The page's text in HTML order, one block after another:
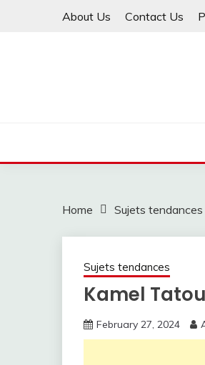
About Us Contact Us
Home Sujets tendances
Sujets tendances
Kamel
February 27, 2024